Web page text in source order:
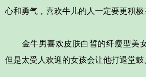
心和勇气，喜欢牛儿的人一定要更积极
金牛男喜欢皮肤白皙的纤瘦型美女
但是太受人欢迎的女孩会让他打退堂鼓